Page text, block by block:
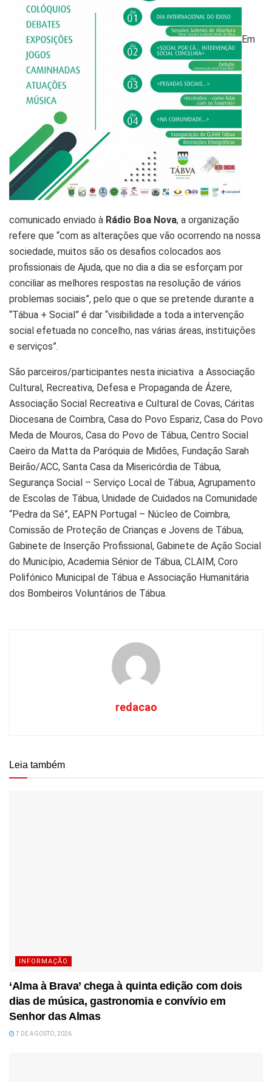
Em
comunicado enviado à Rádio Boa Nova, a organização
refere que “com as alterações que vão ocorrendo na nossa
sociedade, muitos são os desafios colocados aos
profissionais de Ajuda, que no dia a dia se esforçam por
conciliar as melhores respostas na resolução de vários
problemas sociais”, pelo que o que se pretende durante a
“Tábua + Social” é dar “visibilidade a toda a intervenção
social efetuada no concelho, nas várias áreas, instituições
e serviços”.
São parceiros/participantes nesta iniciativa a Associação
Cultural, Recreativa, Defesa e Propaganda de Ázere,
Associação Social Recreativa e Cultural de Covas, Cáritas
Diocesana de Coimbra, Casa do Povo Espariz, Casa do Povo
Meda de Mouros, Casa do Povo de Tábua, Centro Social
Caeiro da Matta da Paróquia de Midões, Fundação Sarah
Beirão/ACC, Santa Casa da Misericórdia de Tábua,
Segurança Social – Serviço Local de Tábua, Agrupamento
de Escolas de Tábua, Unidade de Cuidados na Comunidade
“Pedra da Sé”, EAPN Portugal – Núcleo de Coimbra,
Comissão de Proteção de Crianças e Jovens de Tábua,
Gabinete de Inserção Profissional, Gabinete de Ação Social
do Município, Academia Sénior de Tábua, CLAIM, Coro
Polifónico Municipal de Tábua e Associação Humanitária
dos Bombeiros Voluntários de Tábua.
redacao
Leia também
INFORMAÇÃO
‘Alma à Brava’ chega à quinta edição com dois
dias de música, gastronomia e convívio em
Senhor das Almas
7 DE AGOSTO, 2026